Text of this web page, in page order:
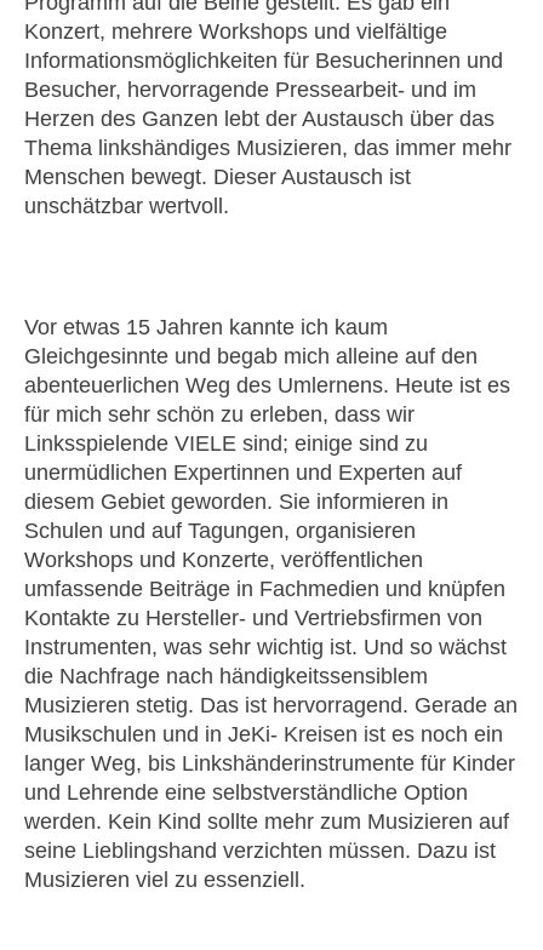
Konzert, mehrere Workshops und vielfältige
Informationsmöglichkeiten für Besucherinnen und
Besucher, hervorragende Pressearbeit- und im
Herzen des Ganzen lebt der Austausch über das
Thema linkshändiges Musizieren, das immer mehr
Menschen bewegt. Dieser Austausch ist
unschätzbar wertvoll.
Vor etwas 15 Jahren kannte ich kaum
Gleichgesinnte und begab mich alleine auf den
abenteuerlichen Weg des Umlernens. Heute ist es
für mich sehr schön zu erleben, dass wir
Linksspielende VIELE sind; einige sind zu
unermüdlichen Expertinnen und Experten auf
diesem Gebiet geworden. Sie informieren in
Schulen und auf Tagungen, organisieren
Workshops und Konzerte, veröffentlichen
umfassende Beiträge in Fachmedien und knüpfen
Kontakte zu Hersteller- und Vertriebsfirmen von
Instrumenten, was sehr wichtig ist. Und so wächst
die Nachfrage nach händigkeitssensiblem
Musizieren stetig. Das ist hervorragend. Gerade an
Musikschulen und in JeKi- Kreisen ist es noch ein
langer Weg, bis Linkshänderinstrumente für Kinder
und Lehrende eine selbstverständliche Option
werden. Kein Kind sollte mehr zum Musizieren auf
seine Lieblingshand verzichten müssen. Dazu ist
Musizieren viel zu essenziell.